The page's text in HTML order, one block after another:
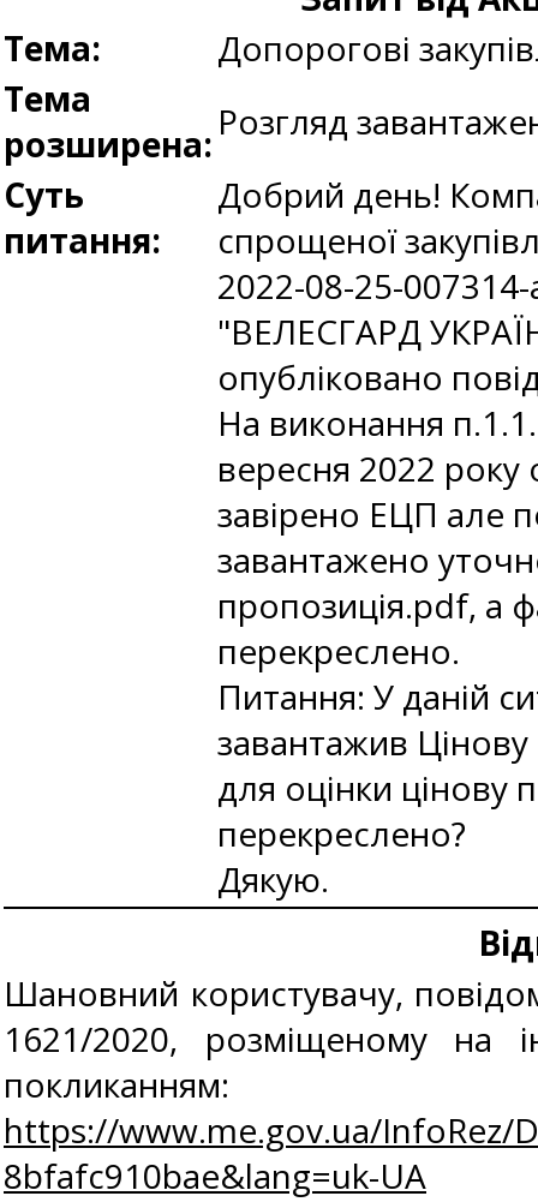
Тема:
Допорогові
Тема
розширена: Розгляд
Суть
питання:
Добрий день!
спрощеної
2022-08-25-
"ВЕЛЕСГАРД
опубліковано
На виконання
вересня 2022
завірено ЕЦП але
завантажено
пропозиція.pdf, а
перекреслено.
Питання: У даній
завантажив
для оцінки цінову
перекреслено?
Дякую.
Шановний користувачу,
1621/2020, розміщеному на
покликанням:
https://www.me.gov.ua/InfoRez/
8bfafc910bae&lang=uk-UA